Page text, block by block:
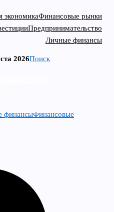
экономикаФинансовые рынки
Предпринимательство
Личные финансы
2026Поиск
финансыФинансовые